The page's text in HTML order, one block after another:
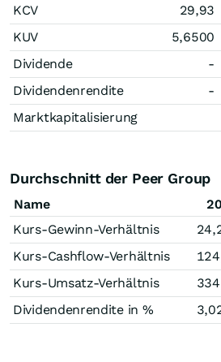
KCV
29,93
KUV
5,6500
Dividende
-
Dividendenrendite
-
Marktkapitalisierung
Durchschnitt der Peer Group
Name
Kurs-Gewinn-Verhältnis
Kurs-Cashflow-Verhältnis
Kurs-Umsatz-Verhältnis
Dividendenrendite in %